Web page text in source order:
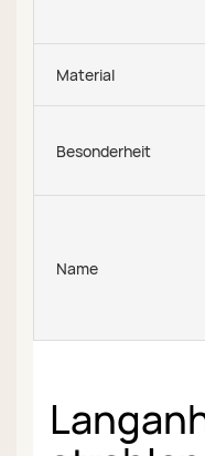
Material
Besonderheit
Name